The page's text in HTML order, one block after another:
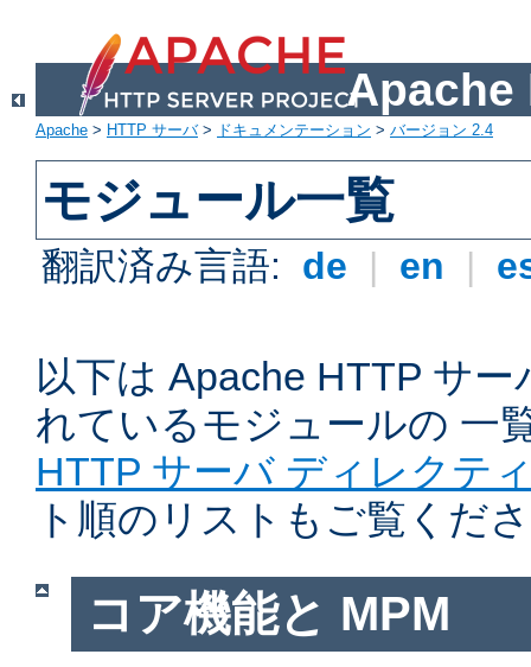
Apache
Apache > HTTP サーバ> ドキュメンテーション > バージョン 2.4
モジュール一覧
翻訳済み言語: de | en |
以下は Apache HTTP サ
れているモジュールの 一
HTTP サーバ ディレクテ
ト順のリストもご覧くだ
コア機能と MPM